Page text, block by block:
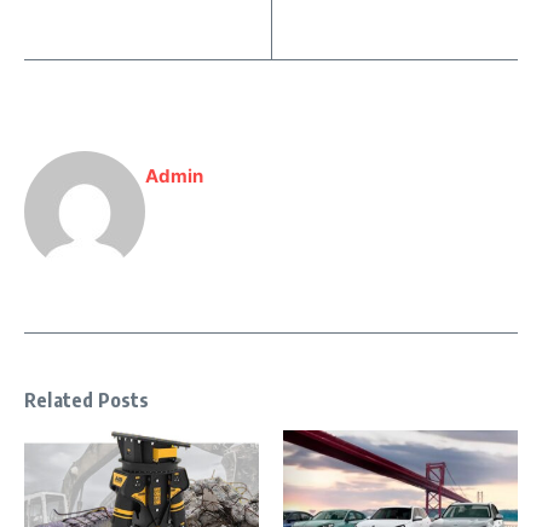
Admin
Related Posts